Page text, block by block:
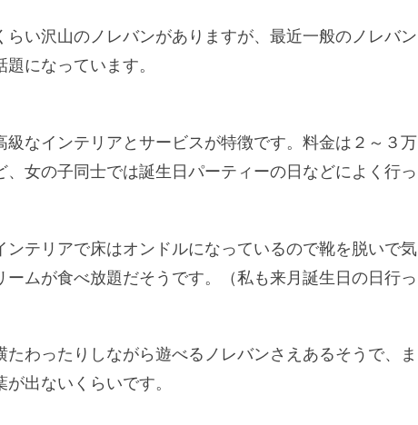
い沢山のノレバンがありますが、最近一般のノレバン
になっています。
なインテリアとサービスが特徴です。料金は２～３万
女の子同士では誕生日パーティーの日などによく行っ
テリアで床はオンドルになっているので靴を脱いで気
ムが食べ放題だそうです。（私も来月誕生日の日行っ
わったりしながら遊べるノレバンさえあるそうで、ま
出ないくらいです。